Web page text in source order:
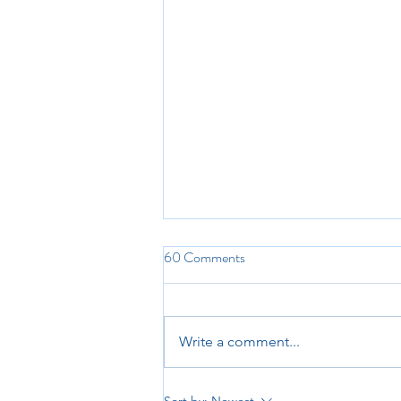
60 Comments
Write a comment...